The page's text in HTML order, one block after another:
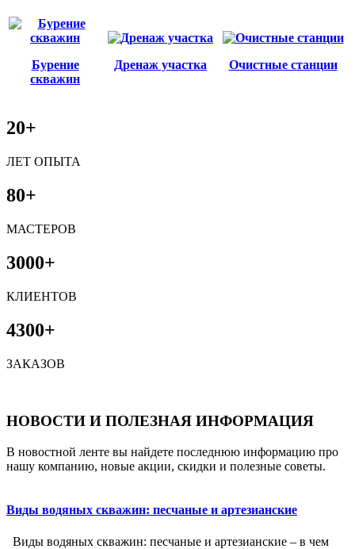
Бурение
скважин
Дренаж участка Очистные станции
20+
ЛЕТ ОПЫТА
80+
МАСТЕРОВ
3000+
КЛИЕНТОВ
4300+
ЗАКАЗОВ
НОВОСТИ И ПОЛЕЗНАЯ ИНФОРМАЦИЯ
В новостной ленте вы найдете последнюю информацию про
нашу компанию, новые акции, скидки и полезные советы.
Виды водяных скважин: песчаные и артезианские
Виды водяных скважин: песчаные и артезианские – в чем